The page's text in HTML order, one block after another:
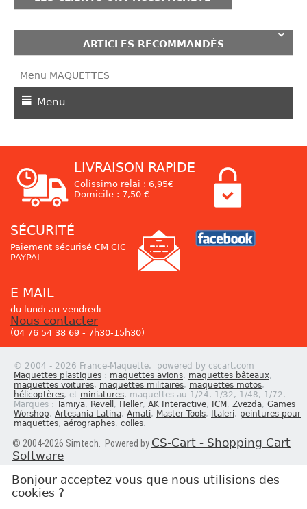
ARTICLES RECOMMANDÉS
Menu MAQUETTES
Menu
LIVRAISON RAPIDE
Colissimo relai : 6,95€
Domicile : 7,50 €
SÉCURITÉ
Paiement sécurisé CM CIC
PAYPAL
E MAIL
du lundi au vendredi
Nous contacter
(04 76 54 38 69 - 7h30-15h30)
© 2004 - 2026 France-Maquette. powered by cscart.com
Maquettes plastiques : maquettes avions, maquettes bâteaux,
maquettes voitures, maquettes militaires, maquettes motos,
hélicoptères, et miniatures, maquettes au 1/24, 1/32, 1/48, 1/72.
Marques : Tamiya, Revell , Heller, AK Interactive, ICM , Zvezda, Games
Worshop, Artesania Latina, Amati, Master Tools, Italeri, peintures pour
maquettes, aérographes, colles.
© 2004-2026 Simtech. Powered by CS-Cart - Shopping Cart
Software
Bonjour acceptez vous que nous utilisions des
cookies ?